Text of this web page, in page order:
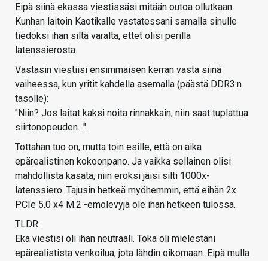
Eipä siinä ekassa viestissäsi mitään outoa ollutkaan.
Kunhan laitoin Kaotikalle vastatessani samalla sinulle
tiedoksi ihan siltä varalta, ettet olisi perillä
latenssierosta.
Vastasin viestiisi ensimmäisen kerran vasta siinä
vaiheessa, kun yritit kahdella asemalla (päästä DDR3:n
tasolle):
"Niin? Jos laitat kaksi noita rinnakkain, niin saat tuplattua
siirtonopeuden…".
Tottahan tuo on, mutta toin esille, että on aika
epärealistinen kokoonpano. Ja vaikka sellainen olisi
mahdollista kasata, niin eroksi jäisi silti 1000x-
latenssiero. Tajusin hetkeä myöhemmin, että eihän 2x
PCIe 5.0 x4 M.2 -emolevyjä ole ihan hetkeen tulossa.
TLDR:
Eka viestisi oli ihan neutraali. Toka oli mielestäni
epärealistista venkoilua, jota lähdin oikomaan. Eipä mulla